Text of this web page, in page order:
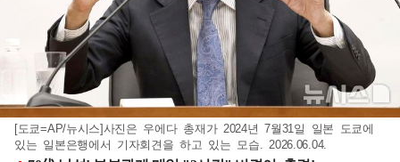
[도쿄=AP/뉴시스]사진은 우에다 총재가 2024년 7월31일 일본 도쿄에
있는 일본은행에서 기자회견을 하고 있는 모습. 2026.06.04.